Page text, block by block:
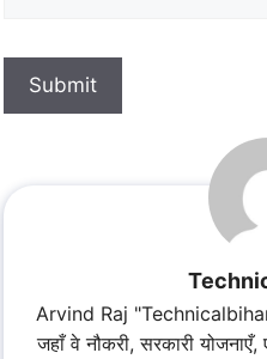
Submit
Arvind Raj
जहाँ वे नौकरी, सरकारी